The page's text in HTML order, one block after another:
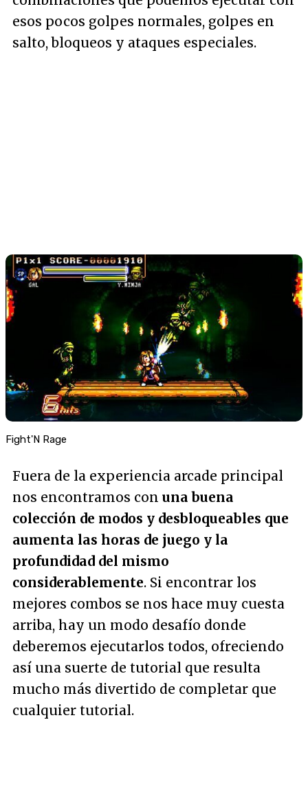
esos pocos golpes normales, golpes en
salto, bloqueos y ataques especiales.
Fight'N Rage
Fuera de la experiencia arcade principal
nos encontramos con una buena
colección de modos y desbloqueables que
aumenta las horas de juego y la
profundidad del mismo
considerablemente. Si encontrar los
mejores combos se nos hace muy cuesta
arriba, hay un modo desafío donde
deberemos ejecutarlos todos, ofreciendo
así una suerte de tutorial que resulta
mucho más divertido de completar que
cualquier tutorial.